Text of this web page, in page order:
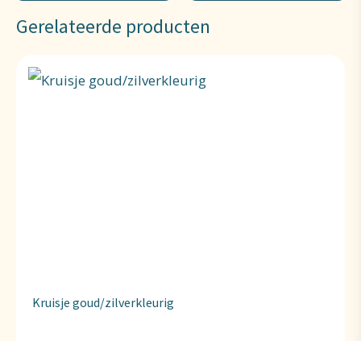
Gerelateerde producten
Kruisje goud/zilverkleurig